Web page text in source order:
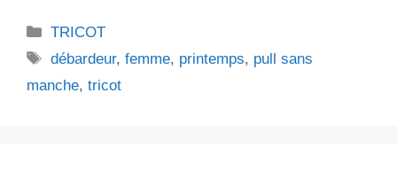
Catégories
TRICOT
Étiquettes
débardeur,femme, printemps, pull sans
manche, tricot